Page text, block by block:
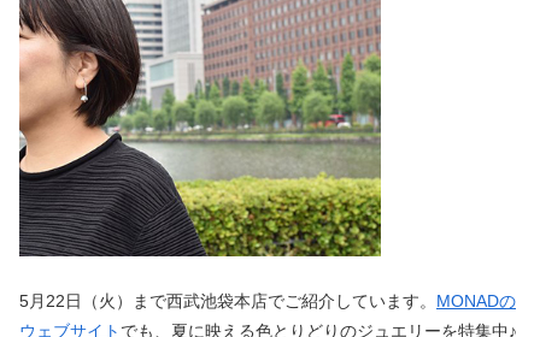
5月22日（火）まで西武池袋本店でご紹介しています。 MONADの
ウェブサイト でも、夏に映える色とりどりのジュエリーを特集中♪